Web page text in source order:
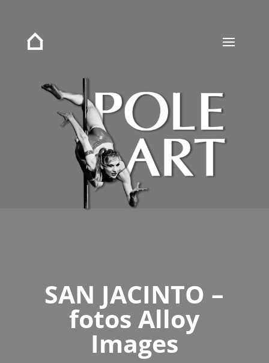
SAN JACINTO –
fotos Alloy
Images